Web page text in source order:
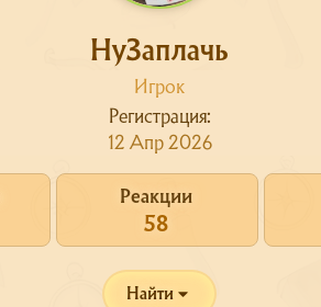
Сайт
Форум
сервере
Скачать
Поддержка
НуЗаплачь
Игрок
Регистрация
12 Апр 2026
Реакции
58
Найти